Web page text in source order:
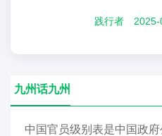
践行者
九州话九州
中国官员级别表是中国政